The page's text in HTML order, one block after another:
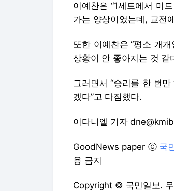
이예찬은 “1세트에서 미
가는 양상이었는데, 교전
또한 이예찬은 “평소 개
상황이 안 좋아지는 것 같
그러면서 “승리를 한 번
겠다”고 다짐했다.
이다니엘 기자
GoodNews paper ⓒ 국
용 금지
Copyright © 국민일보.